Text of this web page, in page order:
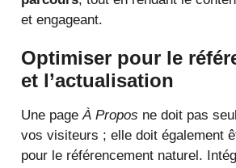
et engageant.
Optimiser pour le
et l’actualisation
Une pageÀ Propos ne doit pas
vos visiteurs ; elle doit également
pour le référencement naturel.